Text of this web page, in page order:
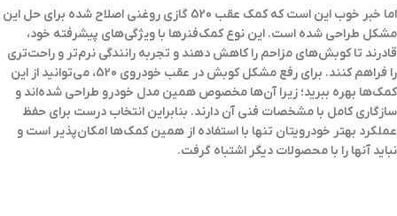
اما خبر خوب این است که کمک عقب 520 گازی روغنی اصلاح شده برای حل این
مشکل طراحی شده است. این نوع کمک‌فنرها با ویژگی‌های پیشرفته خود،
قادرند تا کوبش‌های مزاحم را کاهش دهند و تجربه رانندگی نرم‌تر و راحت‌تری
را فراهم کنند. برای رفع مشکل کوبش در عقب خودروی 520، می‌توانید از این
کمک‌ها بهره ببرید؛ زیرا آن‌ها مخصوص همین مدل خودرو طراحی شده‌اند و
سازگاری کامل با مشخصات فنی آن دارند. بنابراین انتخاب درست برای حفظ
عملکرد بهتر خودرویتان تنها با استفاده از همین کمک‌ها امکان‌پذیر است و
نباید آنها را با محصولات دیگر اشتباه گرفت.